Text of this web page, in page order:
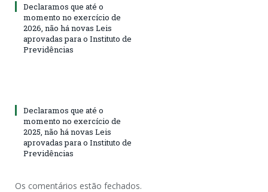
Declaramos que até o
momento no exercício de
2026, não há novas Leis
aprovadas para o Instituto de
Previdências
Declaramos que até o
momento no exercício de
2025, não há novas Leis
aprovadas para o Instituto de
Previdências
Os comentários estão fechados.